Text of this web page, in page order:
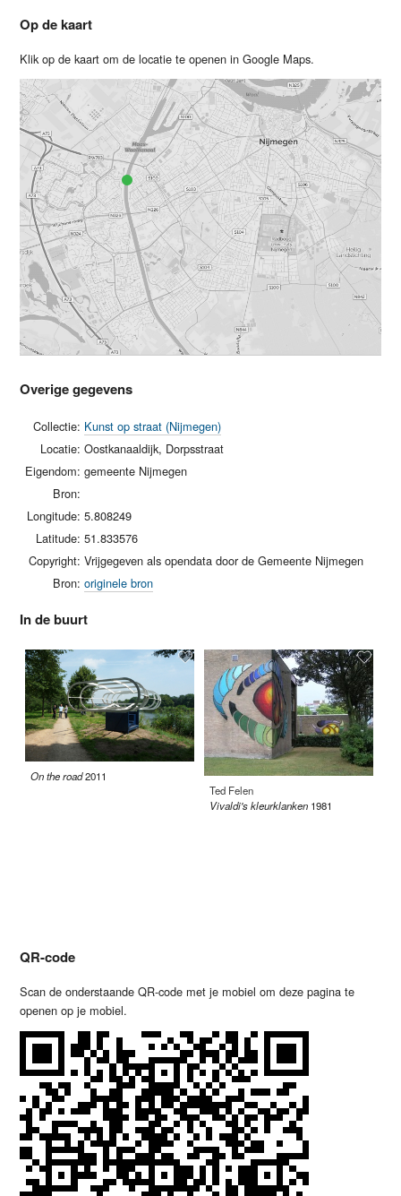
Op de kaart
Klik op de kaart om de locatie te openen in Google Maps.
Overige gegevens
Collectie: Kunst op straat (Nijmegen)
Locatie: Oostkanaaldijk, Dorpsstraat
Eigendom: gemeente Nijmegen
Bron:
Longitude: 5.808249
Latitude: 51.833576
Copyright: Vrijgegeven als opendata door de Gemeente Nijmegen
Bron: originele bron
In de buurt
On the road2011
Ted Felen
Vivaldi's kleurklanken 1981
QR-code
Scan de onderstaande QR-code met je mobiel om deze pagina te
openen op je mobiel.